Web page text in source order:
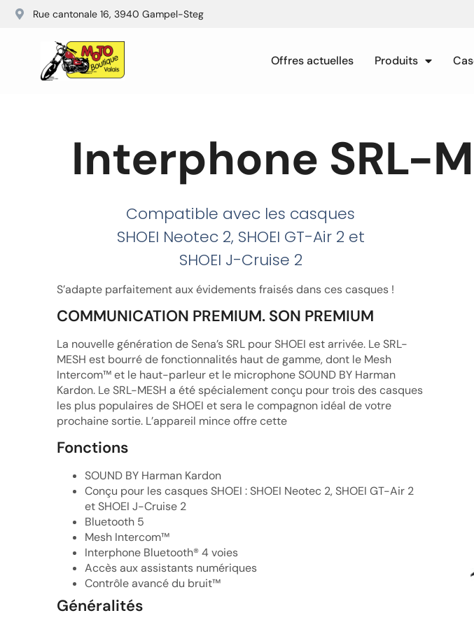
Rue cantonale 16, 3940 Gampel-Steg
Offres actuelles Produits
Interphone SRL-
Compatible avec les casques
SHOEI Neotec 2, SHOEI GT-Air 2 et
SHOEI J-Cruise 2
S’adapte parfaitement aux évidements fraisés dans ces casques !
COMMUNICATION PREMIUM. SON PREMIUM
La nouvelle génération de Sena’s SRL pour SHOEI est arrivée. Le SRL-
MESH est bourré de fonctionnalités haut de gamme, dont le Mesh
Intercom™ et le haut-parleur et le microphone SOUND BY Harman
Kardon. Le SRL-MESH a été spécialement conçu pour trois des casques
les plus populaires de SHOEI et sera le compagnon idéal de votre
prochaine sortie. L’appareil mince offre cette
Fonctions
SOUND BY Harman Kardon
Conçu pour les casques SHOEI : SHOEI Neotec 2, SHOEI GT-Air 2
et SHOEI J-Cruise 2
Bluetooth 5
Mesh Intercom™
Interphone Bluetooth® 4 voies
Accès aux assistants numériques
Contrôle avancé du bruit™
Généralités